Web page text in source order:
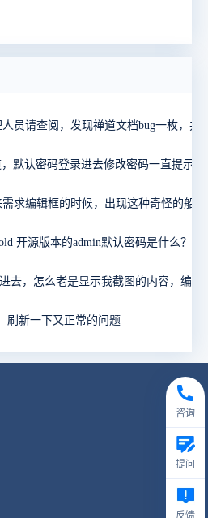
开源版本的admin默认密码是什么？
刷新一下又正常的问题
咨询
提问
反馈